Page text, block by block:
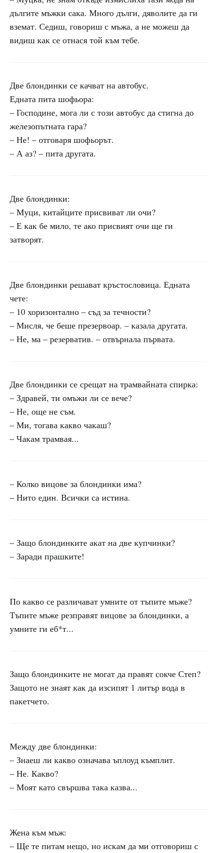
дългите мъжки сака. Много дълги, дяволите да ги
вземат. Седиш, говориш с мъжа, а не можеш да
видиш как се отнася той към тебе.
Две блондинки се качват на автобус.
Едната пита шофьора:
– Господине, мога ли с този автобус да стигна до
железопътната гара?
– Не! – отговаря шофьорът.
– А аз? – пита другата.
Две блондинки:
– Муци, китайците присвиват ли очи?
– Е как бе мило, те ако присвият очи ще ги
затворят.
Две блондинки решават кръстословица. Едната
чете:
– 10 хоризонтално – съд за течности?
– Мисля, че беше презервоар. – казала другата.
– Не, ма – резерватив. – отвърнала първата.
Две блондинки се срещат на трамвайната спирка:
– Здравей, ти омъжи ли се вече?
– Не, още не съм.
– Ми, тогава какво чакаш?
– Чакам трамвая...
– Колко вицове за блондинки има?
– Нито един. Всички са истина.
– Защо блондинките акат на две купчинки?
– Заради прашките!
По какво се различават умните от тъпите мъже?
Тъпите мъже резправят вицове за блондинки, а
умните ги еб*т...
Защо блондинките не могат да правят сокче Степ?
Защото не знаят как да изсипят 1 литър вода в
пакетчето.
Между две блондинки:
– Знаеш ли какво означава ъплоуд къмплит.
– Не. Какво?
– Моят като свършва така казва...
Жена към мъж:
– Ще те питам нещо, но искам да ми отговориш с